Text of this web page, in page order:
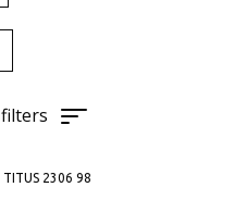
filters
TITUS 2306 98